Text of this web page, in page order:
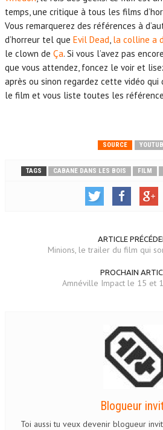
temps, une critique à tous les films
Vous remarquerez des références à
d’horreur tel que Evil Dead la colline a
le clown de Ça. Si vous l’avez pas
que vous attendez, foncez le voir et
après ou sinon regardez cette vidéo
le film et vous liste toutes les
SOURCE
TAGS CABANE DANS LES BOIS FILM
ARTICLE
Minions, le trailer du film qui
PROCHAIN
Amnéville Impact le 15 et
Blogueur
Toi aussi tu veux devenir blogueur